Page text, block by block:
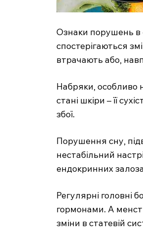
Ознаки порушень в
спостерігаються
втрачають або,
Набряки, особливо
стані шкіри – її
збої.
Порушення сну,
нестабільний
ендокринних
Регулярні головні
гормонами. А
зміни в статевій